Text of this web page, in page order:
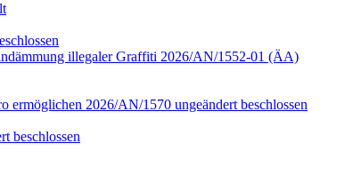
illegaler Graffiti 2026/AN/1552-01 (ÄA)
2026/AN/1570 ungeändert beschlossen
beschlossen